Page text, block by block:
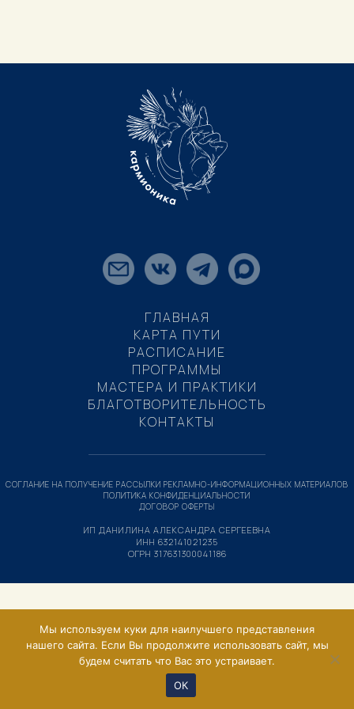
ГЛАВНАЯ
КАРТА ПУТИ
РАСПИСАНИЕ
ПРОГРАММЫ
МАСТЕРА И ПРАКТИКИ
БЛАГОТВОРИТЕЛЬНОСТЬ
КОНТАКТЫ
ИП ДАНИЛИНА АЛЕКСАНДРА СЕРГЕЕВНА
ИНН 632141021235
ОГРН 317631300041186
СОГЛАНИЕ НА ПОЛУЧЕНИЕ РАССЫЛКИ РЕКЛАМНО-ИНФОРМАЦИОННЫХ МАТЕРИАЛОВ
ПОЛИТИКА КОНФИДЕНЦИАЛЬНОСТИ
ДОГОВОР ОФЕРТЫ
Мы используем куки для наилучшего представления
нашего сайта. Если Вы продолжите использовать сайт, мы
будем считать что Вас это устраивает.
ОК